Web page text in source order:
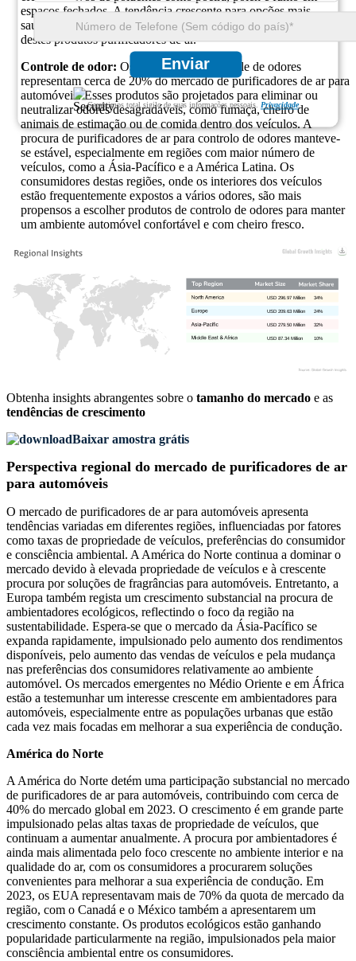
Enviar
Garantimos total sigilo de suas informações pessoais. Privacidade
espaços fechados. A tendência crescente para opções mais
saudáveis ​​e ecológicas também está a impulsionar a popularidade
destes produtos purificadores de ar.
Controle de odor: Os produtos para controle de odores
representam cerca de 20% do mercado de purificadores de ar para
automóveis. Esses produtos são projetados para eliminar ou
neutralizar odores desagradáveis, como fumaça, cheiro de
animais de estimação ou de comida dentro dos veículos. A
procura de purificadores de ar para controlo de odores manteve-
se estável, especialmente em regiões com maior número de
veículos, como a Ásia-Pacífico e a América Latina. Os
consumidores destas regiões, onde os interiores dos veículos
estão frequentemente expostos a vários odores, são mais
propensos a escolher produtos de controlo de odores para manter
um ambiente automóvel confortável e com cheiro fresco.
10%
USD 87.34 Million
32%
USD 279.50 Million
24%
USD 209.63 Million
34%
USD 296.97 Million
Obtenha insights abrangentes sobre o tamanho do mercado e as
tendências de crescimento
Baixar amostra grátis
Perspectiva regional do mercado de purificadores de ar
para automóveis
O mercado de purificadores de ar para automóveis apresenta
tendências variadas em diferentes regiões, influenciadas por fatores
como taxas de propriedade de veículos, preferências do consumidor
e consciência ambiental. A América do Norte continua a dominar o
mercado devido à elevada propriedade de veículos e à crescente
procura por soluções de fragrâncias para automóveis. Entretanto, a
Europa também regista um crescimento substancial na procura de
ambientadores ecológicos, reflectindo o foco da região na
sustentabilidade. Espera-se que o mercado da Ásia-Pacífico se
expanda rapidamente, impulsionado pelo aumento dos rendimentos
disponíveis, pelo aumento das vendas de veículos e pela mudança
nas preferências dos consumidores relativamente ao ambiente
automóvel. Os mercados emergentes no Médio Oriente e em África
estão a testemunhar um interesse crescente em ambientadores para
automóveis, especialmente entre as populações urbanas que estão
cada vez mais focadas em melhorar a sua experiência de condução.
América do Norte
A América do Norte detém uma participação substancial no mercado
de purificadores de ar para automóveis, contribuindo com cerca de
40% do mercado global em 2023. O crescimento é em grande parte
impulsionado pelas altas taxas de propriedade de veículos, que
continuam a aumentar anualmente. A procura por ambientadores é
ainda mais alimentada pelo foco crescente no ambiente interior e na
qualidade do ar, com os consumidores a procurarem soluções
convenientes para melhorar a sua experiência de condução. Em
2023, os EUA representavam mais de 70% da quota de mercado da
região, com o Canadá e o México também a apresentarem um
crescimento constante. Os produtos ecológicos estão ganhando
popularidade particularmente na região, impulsionados pela maior
consciência ambiental entre os consumidores.